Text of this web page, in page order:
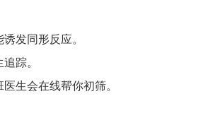
发同形反应。
踪。
生会在线帮你初筛。